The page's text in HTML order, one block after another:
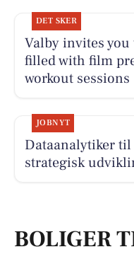
DET SKER
Valby invites you
filled with film
workout sessions
JOBNYT
Dataanalytiker
strategisk
BOLIGER